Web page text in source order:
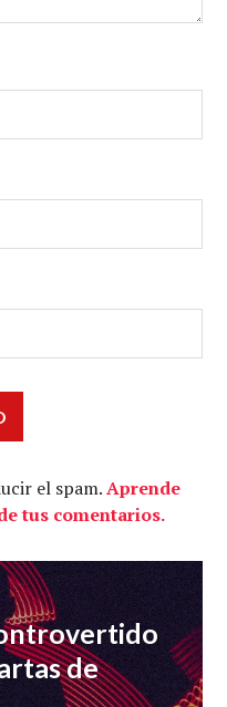
el spam.Aprende
tus comentarios.
de